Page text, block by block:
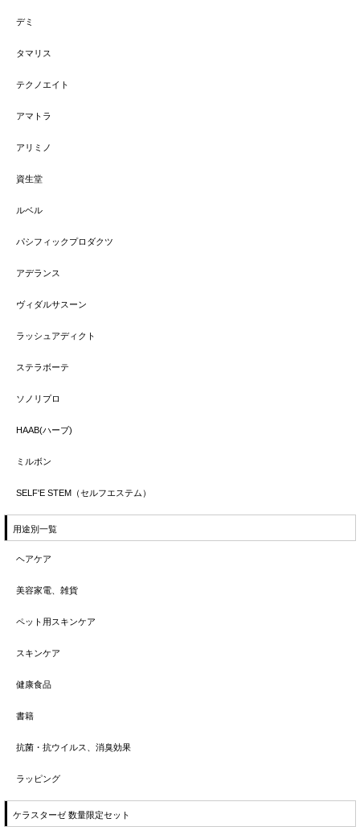
デミ
タマリス
テクノエイト
アマトラ
アリミノ
資生堂
ルベル
パシフィックプロダクツ
アデランス
ヴィダルサスーン
ラッシュアディクト
ステラボーテ
ソノリプロ
HAAB(ハーブ)
ミルボン
SELF'E STEM（セルフエステム）
用途別一覧
ヘアケア
美容家電、雑貨
ペット用スキンケア
スキンケア
健康食品
書籍
抗菌・抗ウイルス、消臭効果
ラッピング
ケラスターゼ 数量限定セット